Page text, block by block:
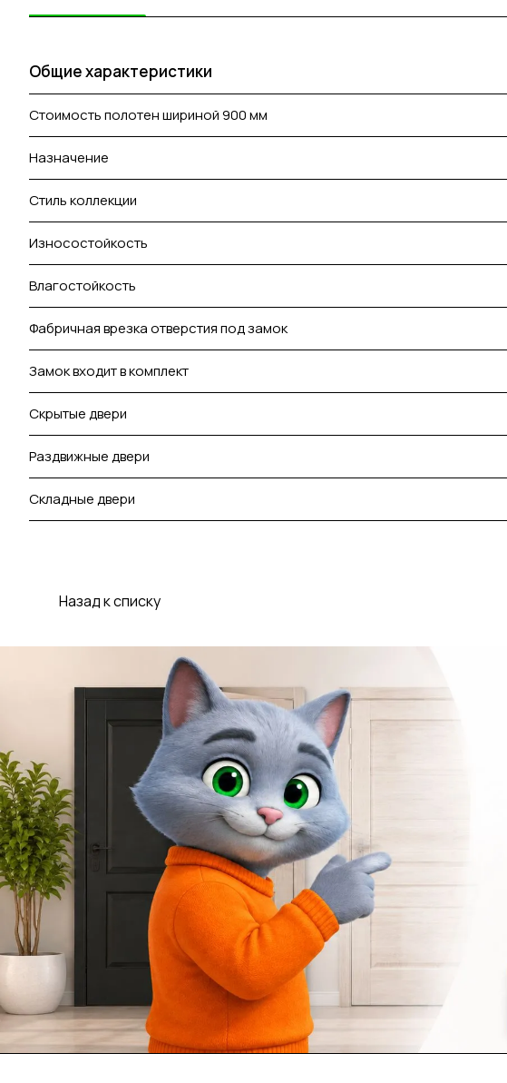
Общие характеристики
Стоимость полотен шириной 900 мм
Назначение
Стиль коллекции
Износостойкость
Влагостойкость
Фабричная врезка отверстия под замок
Замок входит в комплект
Скрытые двери
Раздвижные двери
Складные двери
Назад к списку